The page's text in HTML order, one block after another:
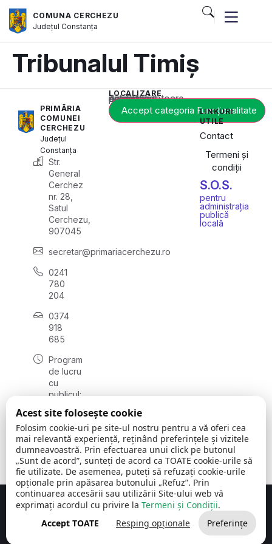
COMUNA CERCHEZU
JudețulConstanța
Tribunalul Timiș
PRIMĂRIA
COMUNEI
CERCHEZU
Județul
Constanța
Str.
General
Cerchez
nr. 28,
Satul
Cerchezu,
907045
secretar@primariacerchezu.ro
0241
780
204
0374
918
685
Program
de lucru
cu
publicul:
08:00 -
16:30
, vineri:
08:00 -
14:00
LOCALIZARE
Acest conținut este blocat până când acceptați categoria corespunzătoare de cookie-uri.
Accept categoria Funcționalitate
LINKURI
UTILE
Contact
Termeni și
condiții
S.O.S.
pentru
administrația
publică
locală
Comuna Cerchezu © 2026Toate drepturile rezervate
Concept realizat de Big Media Relații Publice SRL
Acest site folosește cookie
Folosim cookie-uri pe site-ul nostru pentru a vă oferi cea
mai relevantă experiență, reținând preferințele și vizitele
dumneavoastră. Prin efectuarea unui click pe butonul
„Sunt de acord”, sunteți de acord ca TOATE cookie-urile să
fie utilizate. De asemenea, puteți să refuzați cookie-urile
opționale prin apăsarea butonului „Refuz”. Prin
continuarea accesării sau utilizării Site-ului web vă
exprimați acordul cu privire la Termeni și Condiții.
Accept TOATE
Resping opționale Preferințe